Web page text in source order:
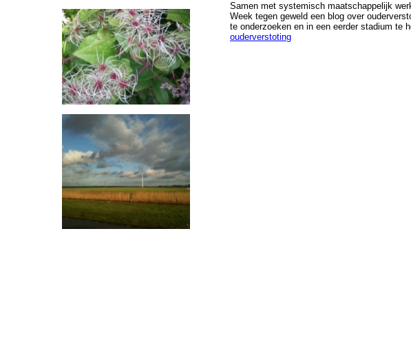
Samen met systemisch maatschappelijk
Week tegen geweld een blog over
te onderzoeken en in een eerder stadium te
ouderverstoting